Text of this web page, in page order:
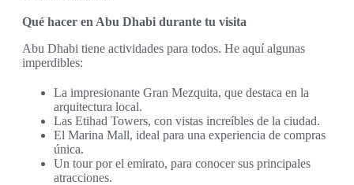
Qué hacer en Abu Dhabi durante tu visita
Abu Dhabi tiene actividades para todos. He aquí algunas
imperdibles:
La impresionante Gran Mezquita, que destaca en la
arquitectura local.
Las Etihad Towers, con vistas increíbles de la ciudad.
El Marina Mall, ideal para una experiencia de compras
única.
Un tour por el emirato, para conocer sus principales
atracciones.